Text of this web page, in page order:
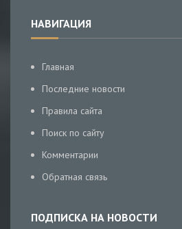
НАВИГАЦИЯ
Главная
Последние новости
Правила сайта
Поиск по сайту
Комментарии
Обратная связь
ПОДПИСКА НА НОВОСТИ